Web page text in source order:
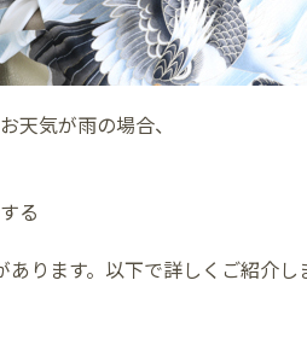
天気が雨の場合、
る
ります。以下で詳しくご紹介し